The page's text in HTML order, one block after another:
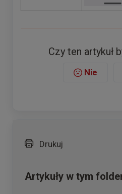
Czy ten artykuł
Nie
Drukuj
Artykuły w tym